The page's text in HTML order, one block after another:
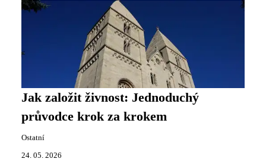
Jak založit živnost: Jednoduchý
průvodce krok za krokem
Ostatní
24. 05. 2026